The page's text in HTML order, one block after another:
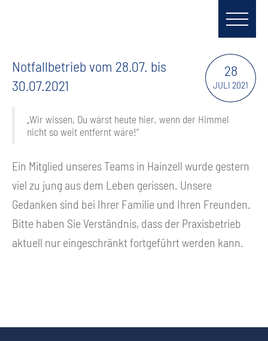
28
JULI 2021
Notfallbetrieb vom 28.07. bis
30.07.2021
„Wir wissen, Du wärst heute hier, wenn der Himmel
nicht so weit entfernt wäre!“
Ein Mitglied unseres Teams in Hainzell wurde gestern
viel zu jung aus dem Leben gerissen. Unsere
Gedanken sind bei Ihrer Familie und Ihren Freunden.
Bitte haben Sie Verständnis, dass der Praxisbetrieb
aktuell nur eingeschränkt fortgeführt werden kann.